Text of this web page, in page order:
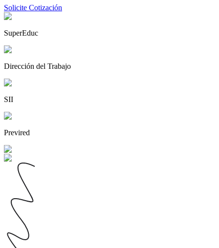
Solicite Cotización
SuperEduc
Dirección del Trabajo
SII
Previred